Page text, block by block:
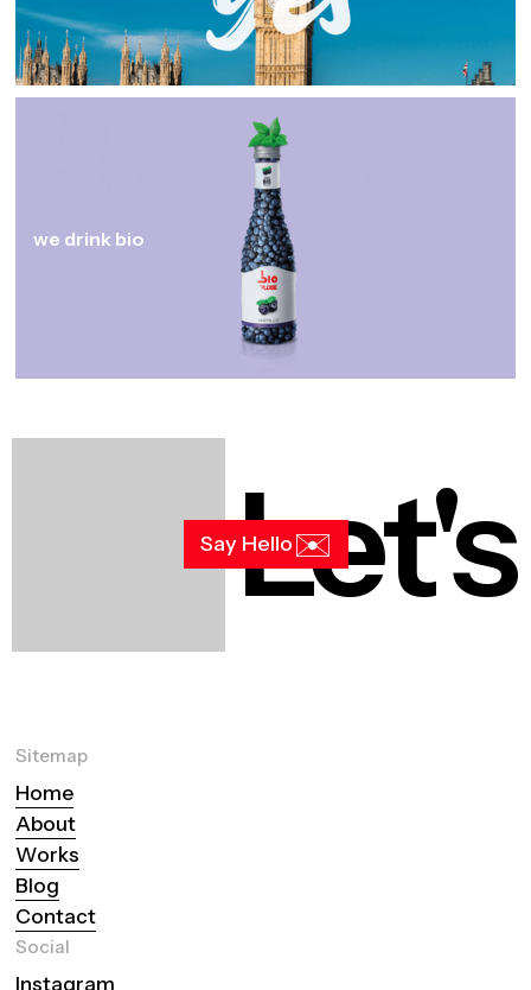
we drink bio
Say Hello✉️
Sitemap
Home
About
Works
Blog
Contact
Social
Instagram